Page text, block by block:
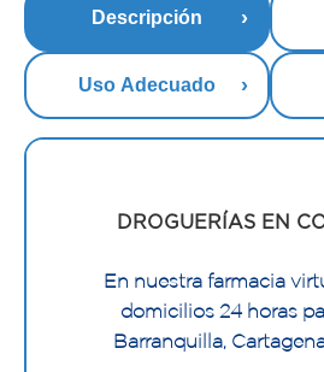
Descripción
Uso Adecuado
DROGUERÍAS EN
En nuestra farmacia
domicilios 24 horas
Barranquilla,